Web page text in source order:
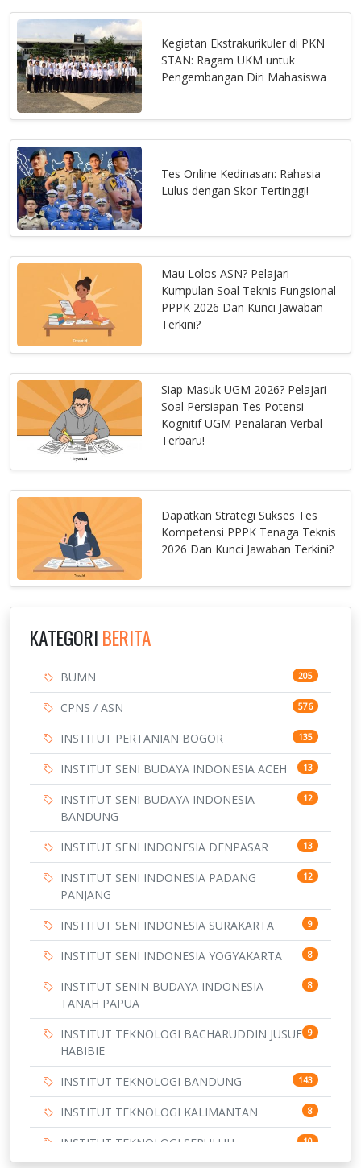
Kegiatan Ekstrakurikuler di PKN
STAN: Ragam UKM untuk
Pengembangan Diri Mahasiswa
Tes Online Kedinasan: Rahasia
Lulus dengan Skor Tertinggi!
Mau Lolos ASN? Pelajari
Kumpulan Soal Teknis Fungsional
PPPK 2026 Dan Kunci Jawaban
Terkini?
Siap Masuk UGM 2026? Pelajari
Soal Persiapan Tes Potensi
Kognitif UGM Penalaran Verbal
Terbaru!
Dapatkan Strategi Sukses Tes
Kompetensi PPPK Tenaga Teknis
2026 Dan Kunci Jawaban Terkini?
KATEGORI BERITA
BUMN 205
CPNS / ASN 576
INSTITUT PERTANIAN BOGOR 135
INSTITUT SENI BUDAYA INDONESIA ACEH 13
INSTITUT SENI BUDAYA INDONESIA
BANDUNG
12
INSTITUT SENI INDONESIA DENPASAR 13
INSTITUT SENI INDONESIA PADANG
PANJANG
12
INSTITUT SENI INDONESIA SURAKARTA 9
INSTITUT SENI INDONESIA YOGYAKARTA 8
INSTITUT SENIN BUDAYA INDONESIA
TANAH PAPUA
8
INSTITUT TEKNOLOGI BACHARUDDIN JUSUF
HABIBIE
9
INSTITUT TEKNOLOGI BANDUNG 143
INSTITUT TEKNOLOGI KALIMANTAN 8
INSTITUT TEKNOLOGI SEPULUH
NOVEMBER
10